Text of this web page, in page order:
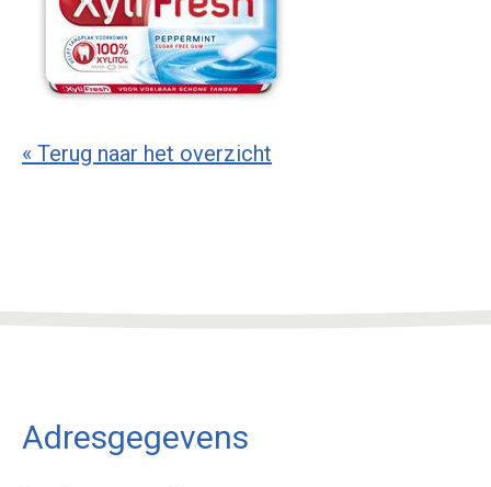
« Terug naar het overzicht
Adresgegevens